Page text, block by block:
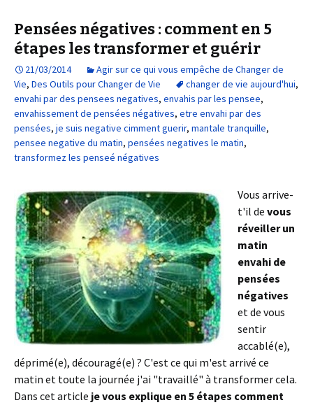
Pensées négatives : comment en 5
étapes les transformer et guérir
21/03/2014
Agir sur ce qui vous empêche de Changer de
Vie, Des Outils pour Changer de Vie changer de vie aujourd'hui,
envahi par des pensees negatives, envahis par les pensee,
envahissement de pensées négatives, etre envahi par des
pensées, je suis negative cimment guerir, mantale tranquille,
pensee negative du matin, pensées negatives le matin,
transformez les penseé négatives
Vous arrive-
t'il de vous
réveiller un
matin
envahi de
pensées
négatives
et de vous
sentir
accablé(e),
déprimé(e), découragé(e) ? C'est ce qui m'est arrivé ce
matin et toute la journée j'ai "travaillé" à transformer cela.
Dans cet article je vous explique en 5 étapes comment